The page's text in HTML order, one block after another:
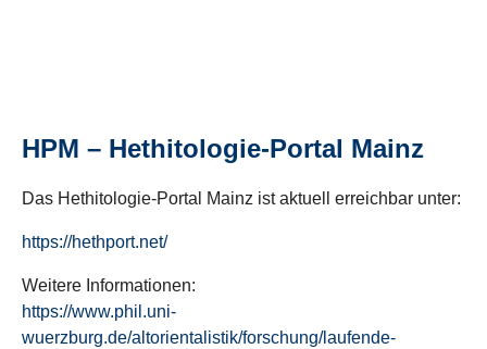
HPM – Hethitologie-Portal Mainz
Das Hethitologie-Portal Mainz ist aktuell erreichbar unter:
https://hethport.net/
Weitere Informationen:
https://www.phil.uni-
wuerzburg.de/altorientalistik/forschung/laufende-